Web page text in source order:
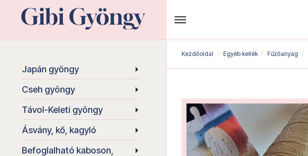
Japán gyöngy
Cseh gyöngy
Távol-Keleti gyöngy
Ásvány, kő, kagyló
Befoglalható kaboson,
Kezdőoldal Egyéb kellék Fűzőanyag